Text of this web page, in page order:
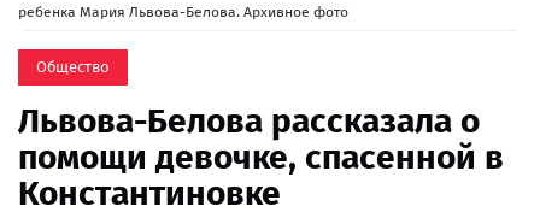
ребенка Мария Львова-Белова. Архивное фото
Общество
Львова-Белова рассказала о
помощи девочке, спасенной в
Константиновке